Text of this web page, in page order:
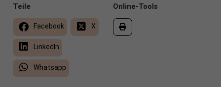
Online-Tools
Teile
Facebook X
LinkedIn
Whatsapp